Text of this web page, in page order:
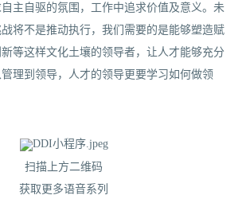
主自驱的氛围，工作中追求价值及意义。未
将不是推动执行，我们需要的是能够塑造赋
等这样文化土壤的领导者，让人才能够充分
理到领导，人才的领导更要学习如何做领
扫描上方二维码
获取更多语音系列